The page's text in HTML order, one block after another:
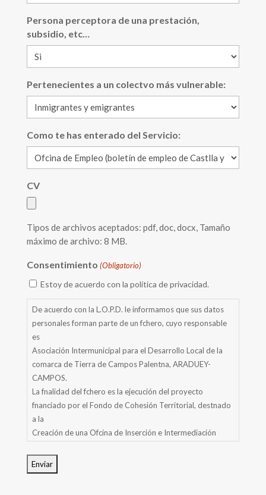
Persona perceptora de una prestación,
subsidio, etc…
Pertenecientes a un colectvo más vulnerable:
Como te has enterado del Servicio:
CV
Tipos de archivos aceptados: pdf, doc, docx, Tamaño
máximo de archivo: 8 MB.
Consentimiento (Obligatorio)
Estoy de acuerdo con la política de privacidad.
De acuerdo con la L.O.P.D. le informamos que sus datos
personales forman parte de un fchero, cuyo responsable
es
Asociación Intermunicipal para el Desarrollo Local de la
comarca de Tierra de Campos Palentna, ARADUEY-
CAMPOS.
La fnalidad del fchero es la ejecución del proyecto
fnanciado por el Fondo de Cohesión Territorial, destnado
a la
Creación de una Ofcina de Inserción e Intermediación
de
Tierra de campos Palentna.